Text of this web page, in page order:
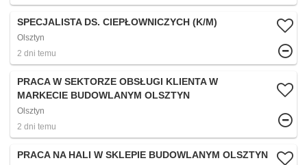
SPECJALISTA DS. CIEPŁOWNICZYCH (K/M)
Olsztyn
2 dni temu
PRACA W SEKTORZE OBSŁUGI KLIENTA W
MARKECIE BUDOWLANYM OLSZTYN
Olsztyn
2 dni temu
PRACA NA HALI W SKLEPIE BUDOWLANYM OLSZTYN